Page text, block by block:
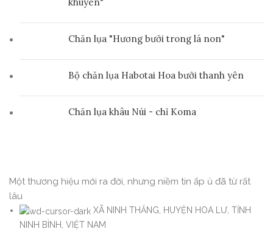
khuyên"
Chăn lụa "Hương bưởi trong lá non"
Bộ chăn lụa Habotai Hoa bưởi thanh yên
Chăn lụa khâu Núi - chỉ Koma
Một thương hiệu mới ra đời, nhưng niềm tin ấp ủ đã từ rất
lâu
XÃ NINH THẮNG, HUYỆN HOA LƯ, TỈNH
NINH BÌNH, VIỆT NAM